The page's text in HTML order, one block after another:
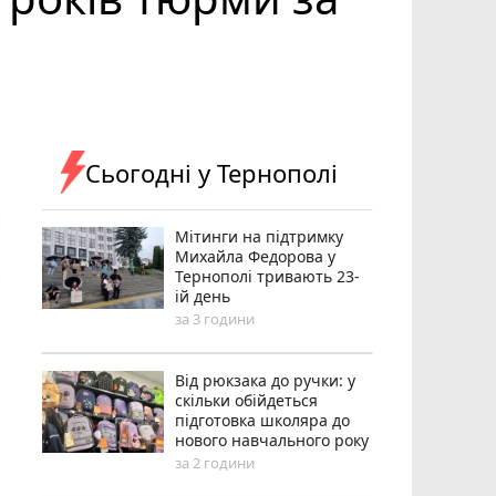
Сьогодні у Тернополі
Мітинги на підтримку
Михайла Федорова у
Тернополі тривають 23-
ій день
за 3 години
Від рюкзака до ручки: у
скільки обійдеться
підготовка школяра до
нового навчального року
за 2 години